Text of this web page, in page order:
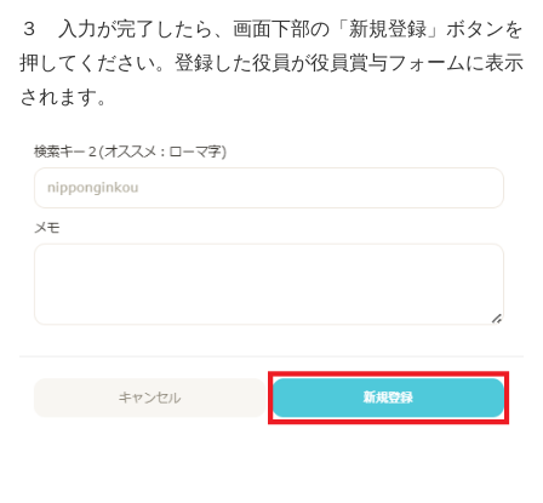
３ 入力が完了したら、画面下部の「新規登録」ボタンを
押してください。登録した役員が役員賞与フォームに表示
されます。